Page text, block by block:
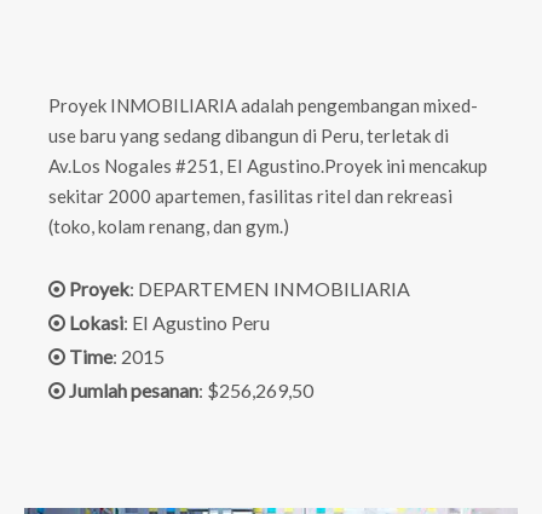
Proyek INMOBILIARIA adalah pengembangan mixed-
use baru yang sedang dibangun di Peru, terletak di
Av.Los Nogales #251, EI Agustino.Proyek ini mencakup
sekitar 2000 apartemen, fasilitas ritel dan rekreasi
(toko, kolam renang, dan gym.)
 Proyek: DEPARTEMEN INMOBILIARIA
 Lokasi: EI Agustino Peru
 Time: 2015
Jumlah pesanan: $256,269,50